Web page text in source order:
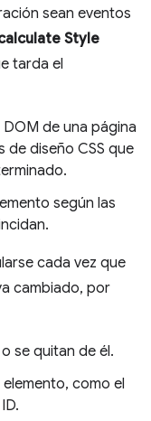
sean eventos
Style
tarda el
de una página
diseño CSS que
según las
cada vez que
cambiado, por
se quitan de él.
como el